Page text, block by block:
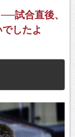
試合直後、
したよ